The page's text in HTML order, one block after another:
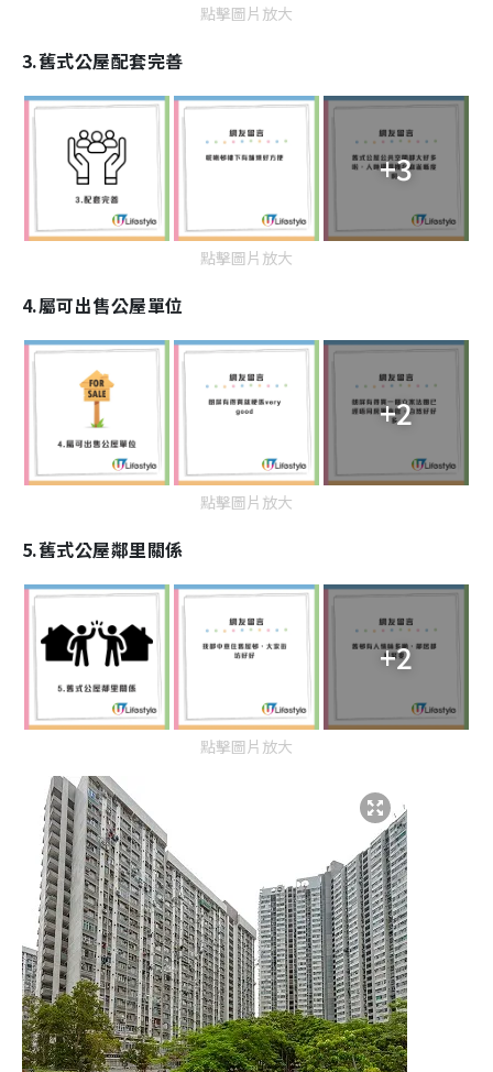
點擊圖片放大
3.舊式公屋配套完善
+3
點擊圖片放大
4.屬可出售公屋單位
+2
點擊圖片放大
5.舊式公屋鄰里關係
+2
點擊圖片放大